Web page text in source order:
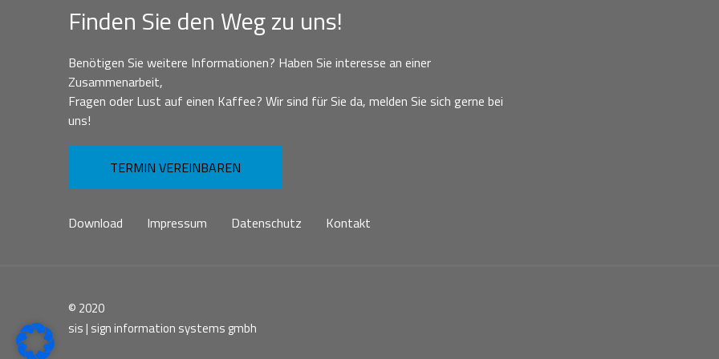
Finden Sie den Weg zu uns!
Benötigen Sie weitere Informationen? Haben Sie interesse an einer
Zusammenarbeit,
Fragen oder Lust auf einen Kaffee? Wir sind für Sie da, melden Sie sich gerne bei
uns!
TERMIN VEREINBAREN
Download Impressum Datenschutz Kontakt
© 2020
sis | sign information systems gmbh